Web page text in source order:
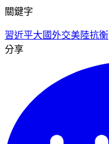
關鍵字
習近平大國外交美陸抗衡
分享